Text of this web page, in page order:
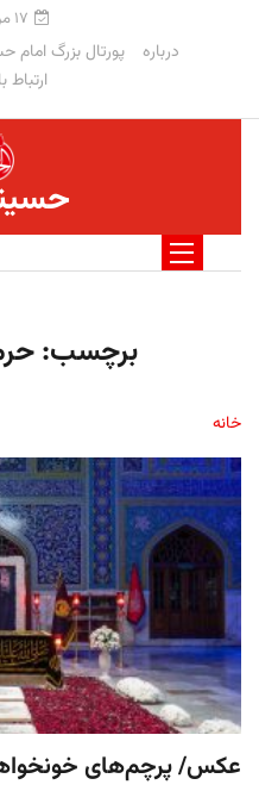
۱۷ مرداد ۱۴۰۵
درباره پورتال بزرگ
برچسب:
خانه
عکس/ پرچم‌های